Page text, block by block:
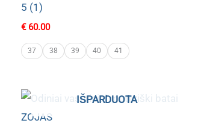
5 (1)
€60.00
37 38 39 40 41
IŠPARDUOTA